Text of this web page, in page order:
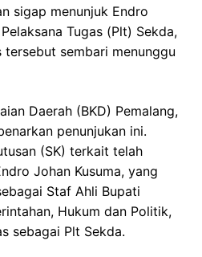
sigap menunjuk Endro
Tugas (Plt) Sekda,
sembari menunggu
Daerah (BKD) Pemalang,
penunjukan ini.
(SK) terkait telah
Johan Kusuma, yang
Staf Ahli Bupati
Hukum dan Politik,
sebagai Plt Sekda.